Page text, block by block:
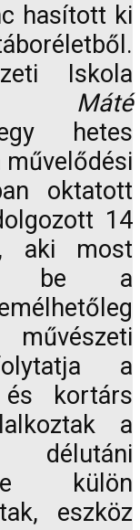
hasított ki
Iskola
Máté
hetes
oktatott
14
aki most
be a
a
és kortárs
a
külön
eszköz